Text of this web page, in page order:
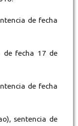
de fecha
de fecha 17 de
de fecha
sentencia de